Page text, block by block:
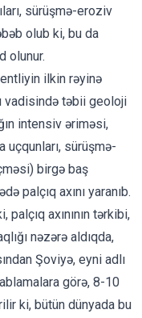
sürüşmə-eroziv
olub ki, bu da
olunur.
ilkin rəyinə
vadisində təbii geoloji
intensiv əriməsi,
uçqunları, sürüşmə-
birgə baş
palçıq axını yaranıb.
axınının tərkibi,
nəzərə aldıqda,
Şoviyə, eyni adlı
görə, 8-10
ki, bütün dünyada bu